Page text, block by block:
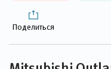
Поделиться